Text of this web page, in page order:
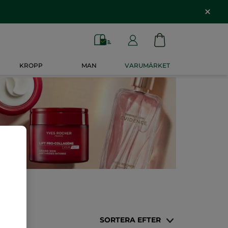
KROPP MAN VARUMÄRKET
SORTERA EFTER